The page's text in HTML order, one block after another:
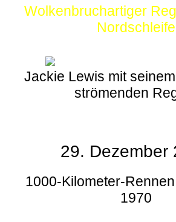
Wolkenbruchartiger
Nordschleife
Jackie Lewis mit
strömenden
29. Dezember
1000-Kilometer-
1970